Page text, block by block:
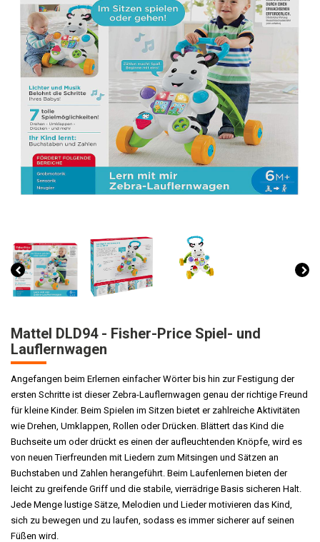
Mattel DLD94 - Fisher-Price Spiel- und
Lauflernwagen
Angefangen beim Erlernen einfacher Wörter bis hin zur Festigung der
ersten Schritte ist dieser Zebra-Lauflernwagen genau der richtige Freund
für kleine Kinder. Beim Spielen im Sitzen bietet er zahlreiche Aktivitäten
wie Drehen, Umklappen, Rollen oder Drücken. Blättert das Kind die
Buchseite um oder drückt es einen der aufleuchtenden Knöpfe, wird es
von neuen Tierfreunden mit Liedern zum Mitsingen und Sätzen an
Buchstaben und Zahlen herangeführt. Beim Laufenlernen bieten der
leicht zu greifende Griff und die stabile, vierrädrige Basis sicheren Halt.
Jede Menge lustige Sätze, Melodien und Lieder motivieren das Kind,
sich zu bewegen und zu laufen, sodass es immer sicherer auf seinen
Füßen wird.